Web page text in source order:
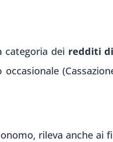
categoria dei redditi
rileva anche ai